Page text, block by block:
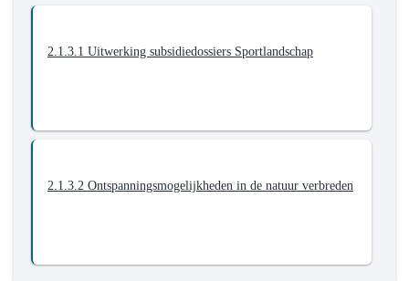
heeft
kwalitatieve
vrijetijds-
dienstverleningsinfrastructuur
2.1.3.1 Uitwerking subsidiedossiers Sportlandschap
2.1.3.2 Ontspanningsmogelijkheden in de natuur verbreden